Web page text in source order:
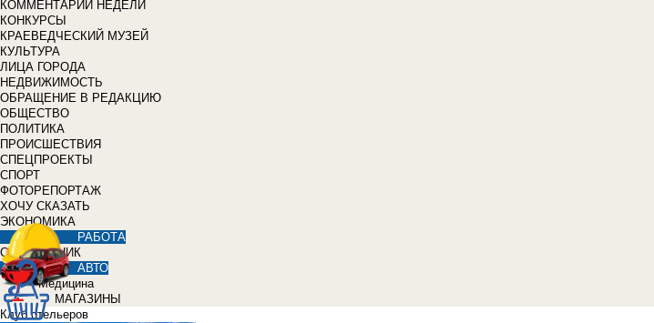
КОММЕНТАРИЙ НЕДЕЛИ
КОНКУРСЫ
КРАЕВЕДЧЕСКИЙ МУЗЕЙ
КУЛЬТУРА
ЛИЦА ГОРОДА
НЕДВИЖИМОСТЬ
ОБРАЩЕНИЕ В РЕДАКЦИЮ
ОБЩЕСТВО
ПОЛИТИКА
ПРОИСШЕСТВИЯ
СПЕЦПРОЕКТЫ
СПОРТ
ФОТОРЕПОРТАЖ
ХОЧУ СКАЗАТЬ
ЭКОНОМИКА
РАБОТА
СПРАВОЧНИК
АВТО
Медицина
МАГАЗИНЫ
Клуб отельеров